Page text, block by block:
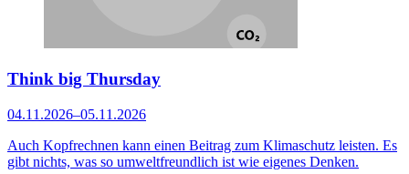
Think big Thursday
04.11.2026–05.11.2026
Auch Kopfrechnen kann einen Beitrag zum Klimaschutz leisten. Es
gibt nichts, was so umweltfreundlich ist wie eigenes Denken.